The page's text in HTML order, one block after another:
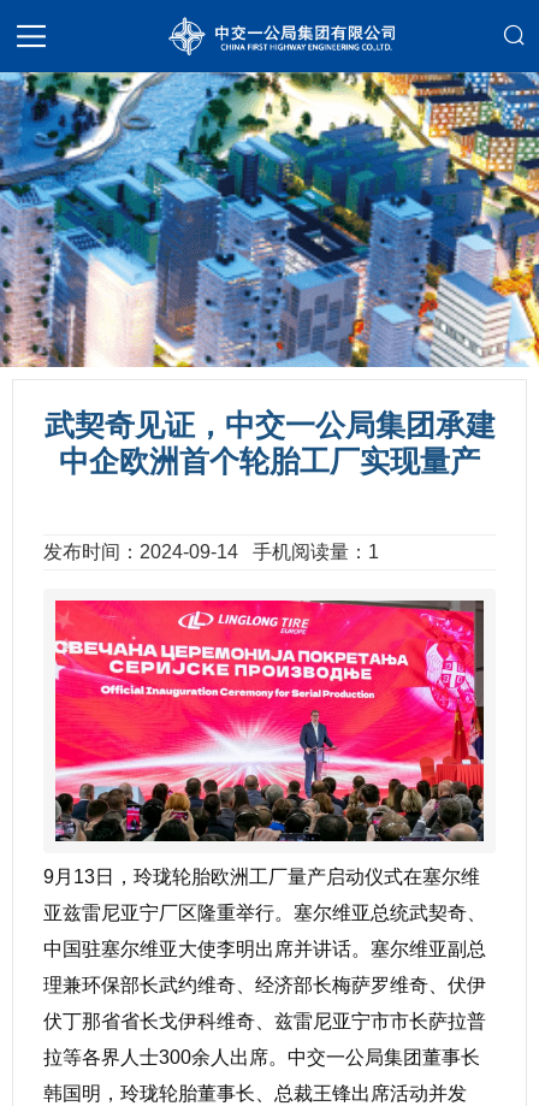
武契奇见证，中交一公局集团承建
中企欧洲首个轮胎工厂实现量产
发布时间：2024-09-14 手机阅读量：1
9月13日，玲珑轮胎欧洲工厂量产启动仪式在塞尔维
亚兹雷尼亚宁厂区隆重举行。塞尔维亚总统武契奇、
中国驻塞尔维亚大使李明出席并讲话。塞尔维亚副总
理兼环保部长武约维奇、经济部长梅萨罗维奇、伏伊
伏丁那省省长戈伊科维奇、兹雷尼亚宁市市长萨拉普
拉等各界人士300余人出席。中交一公局集团董事长
韩国明，玲珑轮胎董事长、总裁王锋出席活动并发